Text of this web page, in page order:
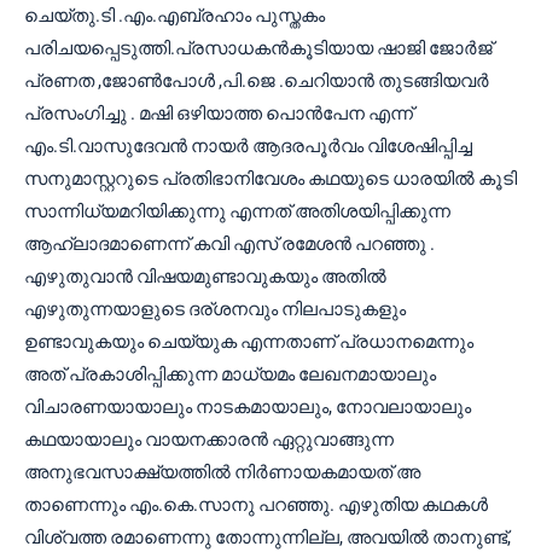
ചെയ്തു.ടി .എം.എബ്രഹാം പുസ്തകം
പരിചയപ്പെടുത്തി.പ്രസാധകൻകൂടിയായ ഷാജി ജോർജ്
പ്രണത ,ജോൺപോൾ ,പി.ജെ .ചെറിയാൻ തുടങ്ങിയവർ
പ്രസംഗിച്ചു . മഷി ഒഴിയാത്ത പൊൻപേന എന്ന്
എം.ടി.വാസുദേവൻ നായർ ആദരപൂർവം വിശേഷിപ്പിച്ച
സനുമാസ്റ്ററുടെ പ്രതിഭാനിവേശം കഥയുടെ ധാരയിൽ കൂടി
സാന്നിധ്യമറിയിക്കുന്നു എന്നത് അതിശയിപ്പിക്കുന്ന
ആഹ്ലാദമാണെന്ന് കവി എസ് രമേശൻ പറഞ്ഞു .
എഴുതുവാൻ വിഷയമുണ്ടാവുകയും അതിൽ
എഴുതുന്നയാളുടെ ദര്ശനവും നിലപാടുകളും
ഉണ്ടാവുകയും ചെയ്യുക എന്നതാണ് പ്രധാനമെന്നും
അത് പ്രകാശിപ്പിക്കുന്ന മാധ്യമം ലേഖനമായാലും
വിചാരണയായാലും നാടകമായാലും, നോവലായാലും
കഥയായാലും വായനക്കാരൻ ഏറ്റുവാങ്ങുന്ന
അനുഭവസാക്ഷ്യത്തിൽ നിർണായകമായത് അ
താണെന്നും എം.കെ.സാനു പറഞ്ഞു. എഴുതിയ കഥകൾ
വിശ്വത്ത രമാണെന്നു തോന്നുന്നില്ല, അവയിൽ താനുണ്ട്,